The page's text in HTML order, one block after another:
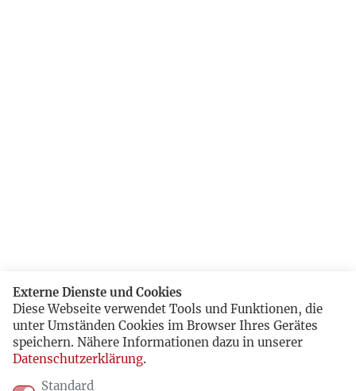
Externe Dienste und Cookies
Diese Webseite verwendet Tools und Funktionen, die
unter Umständen Cookies im Browser Ihres Gerätes
speichern. Nähere Informationen dazu in unserer
Datenschutzerklärung.
Standard